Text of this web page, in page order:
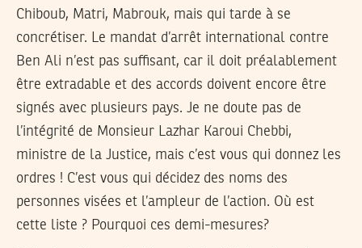
Chiboub, Matri, Mabrouk, mais qui tarde à se
concrétiser. Le mandat d’arrêt international contre
Ben Ali n’est pas suffisant, car il doit préalablement
être extradable et des accords doivent encore être
signés avec plusieurs pays. Je ne doute pas de
l’intégrité de Monsieur Lazhar Karoui Chebbi,
ministre de la Justice, mais c’est vous qui donnez les
ordres ! C’est vous qui décidez des noms des
personnes visées et l’ampleur de l’action. Où est
cette liste ? Pourquoi ces demi-mesures?